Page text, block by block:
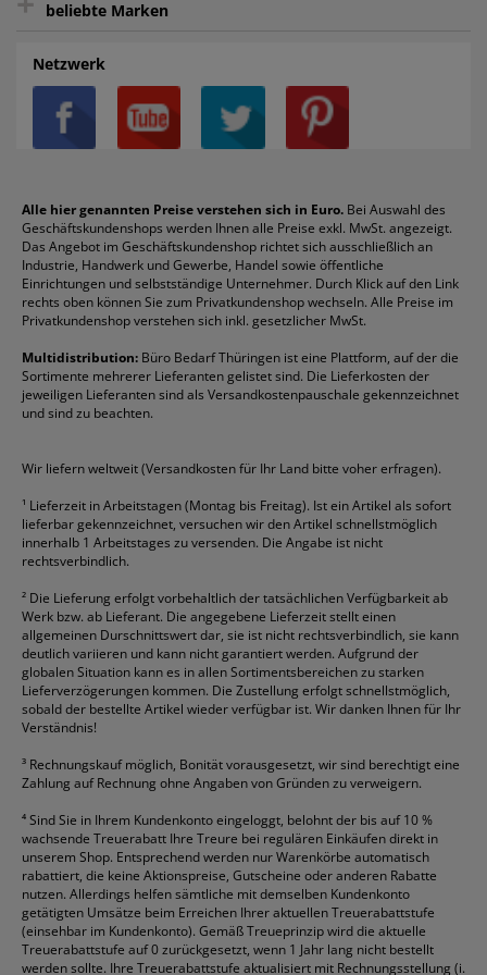
AGB
Datenschutz
Privatsphäre-Einstellungen
Über uns
Reklamation / Retouren
Vertrag widerrufen (Privatkunden)
Rabatte & Aktionen
Batterien
Bleistifte
Blöcke
Boardmarker
Briefumschläge
Druckerpatronen
Etiketten
Fineliner
Folienschreiber
Formulare
Gelschreiber
Geschäftsbücher
Heftstreifen
Kaffee
Klebeband
Klemmmappen
Kopierpapier
Korrekturmittel
Kugelschreiber
Mappen
Ordner
Packband
Radiergummis
Schnellhefter
Sichthüllen
Taschenrechner
Textmarker
Tintenroller
Tintenpatronen
Toilettenpapier
Toner
Versandmaterial
beliebte Marken
Alco
Avery/Zweckform
Canon
Durable
DYMO
Edding
Esselte
Faber-Castell
Fellowes
Franken
Fripa
HP
Leitz
Läufer
Melitta
Pentel
Pelikan
Pilot
Pritt
Schneider
Stabilo
Staedtler
alle Marken anzeigen
Netzwerk
Alle hier genannten Preise verstehen sich in Euro. Bei Auswahl des
Geschäftskundenshops werden Ihnen alle Preise exkl. MwSt. angezeigt.
Das Angebot im Geschäftskundenshop richtet sich ausschließlich an
Industrie, Handwerk und Gewerbe, Handel sowie öffentliche
Einrichtungen und selbstständige Unternehmer. Durch Klick auf den Link
rechts oben können Sie zum Privatkundenshop wechseln. Alle Preise im
Privatkundenshop verstehen sich inkl. gesetzlicher MwSt.
Multidistribution: Büro Bedarf Thüringen ist eine Plattform, auf der die
Sortimente mehrerer Lieferanten gelistet sind. Die Lieferkosten der
jeweiligen Lieferanten sind als Versandkostenpauschale gekennzeichnet
und sind zu beachten.
Wir liefern weltweit (Versandkosten für Ihr Land bitte voher erfragen).
¹ Lieferzeit in Arbeitstagen (Montag bis Freitag). Ist ein Artikel als sofort
lieferbar gekennzeichnet, versuchen wir den Artikel schnellstmöglich
innerhalb 1 Arbeitstages zu versenden. Die Angabe ist nicht
rechtsverbindlich.
² Die Lieferung erfolgt vorbehaltlich der tatsächlichen Verfügbarkeit ab
Werk bzw. ab Lieferant. Die angegebene Lieferzeit stellt einen
allgemeinen Durschnittswert dar, sie ist nicht rechtsverbindlich, sie kann
deutlich variieren und kann nicht garantiert werden. Aufgrund der
globalen Situation kann es in allen Sortimentsbereichen zu starken
Lieferverzögerungen kommen. Die Zustellung erfolgt schnellstmöglich,
sobald der bestellte Artikel wieder verfügbar ist. Wir danken Ihnen für Ihr
Verständnis!
³ Rechnungskauf möglich, Bonität vorausgesetzt, wir sind berechtigt eine
Zahlung auf Rechnung ohne Angaben von Gründen zu verweigern.
⁴Sind Sie in Ihrem Kundenkonto eingeloggt, belohnt der bis auf 10 %
wachsende Treuerabatt Ihre Treure bei regulären Einkäufen direkt in
unserem Shop. Entsprechend werden nur Warenkörbe automatisch
rabattiert, die keine Aktionspreise, Gutscheine oder anderen Rabatte
nutzen. Allerdings helfen sämtliche mit demselben Kundenkonto
getätigten Umsätze beim Erreichen Ihrer aktuellen Treuerabattstufe
(einsehbar im Kundenkonto). Gemäß Treueprinzip wird die aktuelle
Treuerabattstufe auf 0 zurückgesetzt, wenn 1 Jahr lang nicht bestellt
werden sollte. Ihre Treuerabattstufe aktualisiert mit Rechnungsstellung (i.